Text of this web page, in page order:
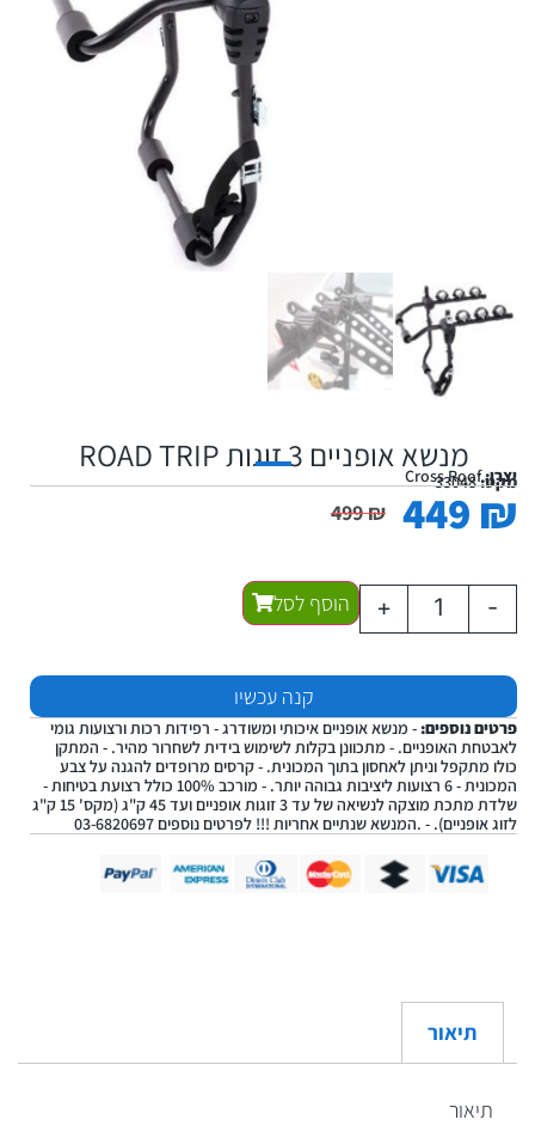
מנשא אופניים 3 זוגות ROAD TRIP
יצרן:Cross Roofמקט:33048
499₪ 449 ₪
-
+ הוסף לסל
קנה עכשיו
פרטים נוספים: - מנשא אופניים איכותי ומשודרג - רפידות רכות ורצועות גומי
לאבטחת האופניים. - מתכוונן בקלות לשימוש בידית לשחרור מהיר. - המתקן
כולו מתקפל וניתן לאחסון בתוך המכונית. - קרסים מרופדים להגנה על צבע
המכונית - 6 רצועות ליציבות גבוהה יותר. - מורכב 100% כולל רצועת בטיחות -
שלדת מתכת מוצקה לנשיאה של עד 3 זוגות אופניים ועד 45 ק"ג (מקס' 15 ק"ג
לזוג אופניים). - .המנשא שנתיים אחריות !!! לפרטים נוספים 03-6820697
תיאור
תיאור